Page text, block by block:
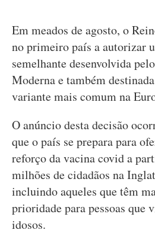
Em meados de agosto, o
no primeiro país a autorizar
semelhante desenvolvida
Moderna e também
variante mais comum na
O anúncio desta decisão
que o país se prepara para
reforço da vacina covid a
milhões de cidadãos na
incluindo aqueles que têm
prioridade para pessoas que
idosos.